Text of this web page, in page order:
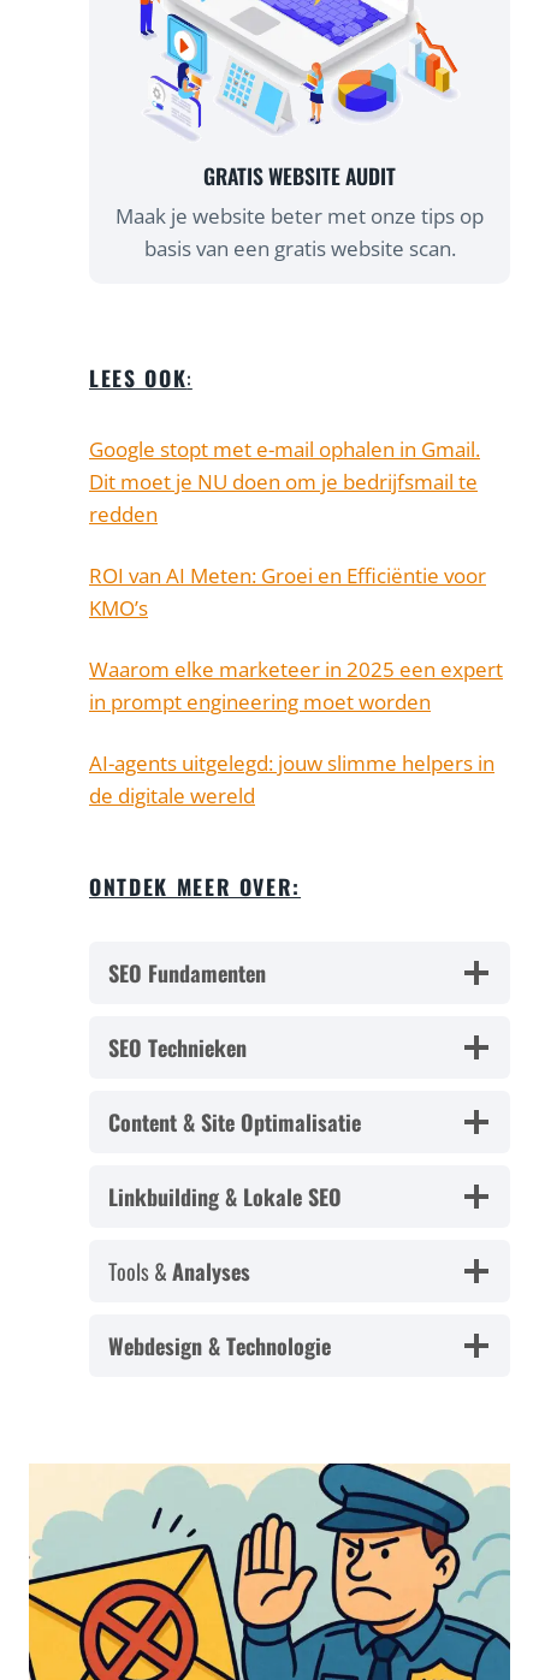
GRATIS WEBSITE AUDIT
Maak je website beter met onze tips op
basis van een gratis website scan.
LEES OOK:
Google stopt met e-mail ophalen in Gmail.
Dit moet je NU doen om je bedrijfsmail te
redden
ROI van AI Meten: Groei en Efficiëntie voor
KMO’s
Waarom elke marketeer in 2025 een expert
in prompt engineering moet worden
AI-agents uitgelegd: jouw slimme helpers in
de digitale wereld
ONTDEK MEER OVER:
SEO Fundamenten
SEO Technieken
Content & Site Optimalisatie
Linkbuilding & Lokale SEO
Tools &Analyses
Webdesign & Technologie